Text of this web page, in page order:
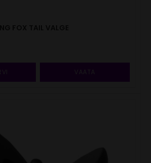
VAATA